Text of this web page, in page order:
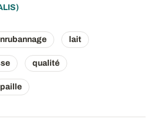
lait
qualité
paille